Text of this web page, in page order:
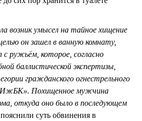
возник умысел на тайное хищение
он зашел в ванную комнату,
с ружьём, которое, согласно
баллистической экспертизы,
гражданского огнестрельного
Похищенное мужчина
откуда оно было в последующем
суть обвинения в